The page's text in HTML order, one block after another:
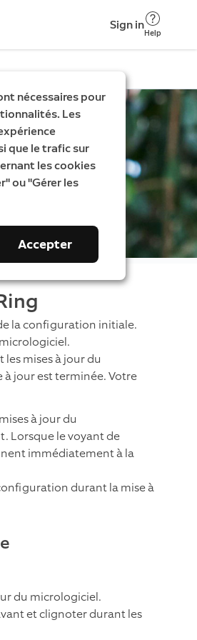
Sign in
Help
la configuration initiale.
mises à jour du
à jour est terminée. Votre
à jour du
Lorsque le voyant de
immédiatement à la
durant la mise à
du micrologiciel.
et clignoter durant les
nécessaires pour
Les
que le trafic sur
les cookies
ou "Gérer les
Accepter